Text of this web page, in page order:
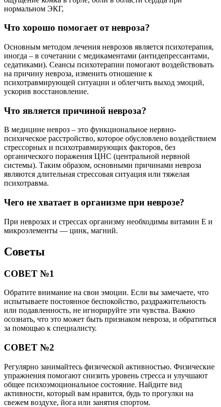
нормальном ЭКГ,
Что хорошо помогает от невроза?
Основным методом лечения неврозов является психотерапия,
иногда – в сочетании с медикаментами (антидепрессантами,
седатиками). Сеансы психотерапии помогают воздействовать
на причину невроза, изменить отношение к
психотравмирующей ситуации и облегчить выход эмоций,
ускорив восстановление.
Что является причиной невроза?
В медицине невроз – это функциональное нервно-
психическое расстройство, которое обусловлено воздействием
стрессорных и психотравмирующих факторов, без
органического поражения ЦНС (центральной нервной
системы). Таким образом, основными причинами невроза
являются длительная стрессовая ситуация или тяжелая
психотравма.
Чего не хватает в организме при неврозе?
При неврозах и стрессах организму необходимы витамин Е и
микроэлементы — цинк, магний.
Советы
СОВЕТ №1
Обратите внимание на свои эмоции. Если вы замечаете, что
испытываете постоянное беспокойство, раздражительность
или подавленность, не игнорируйте эти чувства. Важно
осознать, что это может быть признаком невроза, и обратиться
за помощью к специалисту.
СОВЕТ №2
Регулярно занимайтесь физической активностью. Физические
упражнения помогают снизить уровень стресса и улучшают
общее психоэмоциональное состояние. Найдите вид
активности, который вам нравится, будь то прогулки на
свежем воздухе, йога или занятия спортом.